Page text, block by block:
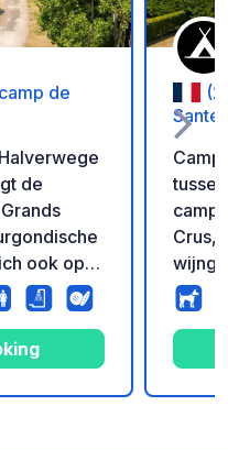
de
de
ook op
van
de Loire,
de
Crus,
het